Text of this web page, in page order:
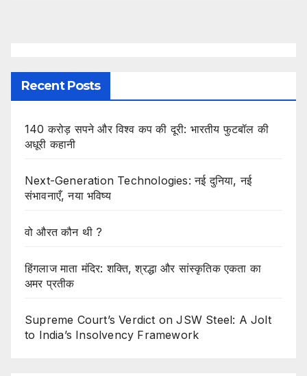
Recent Posts
140 करोड़ सपने और विश्व कप की दूरी: भारतीय फुटबॉल की
अधूरी कहानी
Next-Generation Technologies: नई दुनिया, नई
संभावनाएँ, नया भविष्य
वो औरत कौन थी ?
हिंगलाज माता मंदिर: शक्ति, श्रद्धा और सांस्कृतिक एकता का
अमर प्रतीक
Supreme Court’s Verdict on JSW Steel: A Jolt
to India’s Insolvency Framework